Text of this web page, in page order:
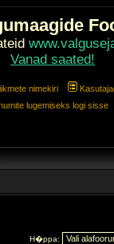
Vanad saated!
nimekiri
lugemiseks logi sisse
H�ppa: